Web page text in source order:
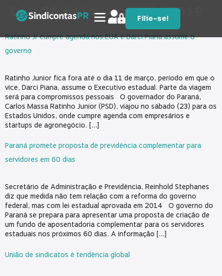
Filie-se!
Dia:26 de fevereiro de 2019
Ratinho Jr cumpre agenda nos EUA e Darci Piana assume o
governo
Ratinho Junior fica fora até o dia 11 de março, período em que o
vice, Darci Piana, assume o Executivo estadual. Parte da viagem
será para compromissos pessoais O governador do Paraná,
Carlos Massa Ratinho Junior (PSD), viajou no sábado (23) para os
Estados Unidos, onde cumpre agenda com empresários e
startups de agronegócio. […]
Paraná promete proposta de previdência complementar para
servidores em 60 dias
Secretário de Administração e Previdência, Reinhold Stephanes
diz que medida não tem relação com a reforma do governo
federal, mas com lei estadual aprovada em 2014 O governo do
Paraná se prepara para apresentar uma proposta de criação de
um fundo de aposentadoria complementar para os servidores
estaduais nos próximos 60 dias. A informação […]
União de sindicatos é tendência global